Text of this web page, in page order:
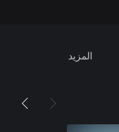
المزيد